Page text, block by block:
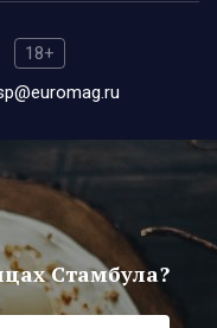
18+
Стамбула?